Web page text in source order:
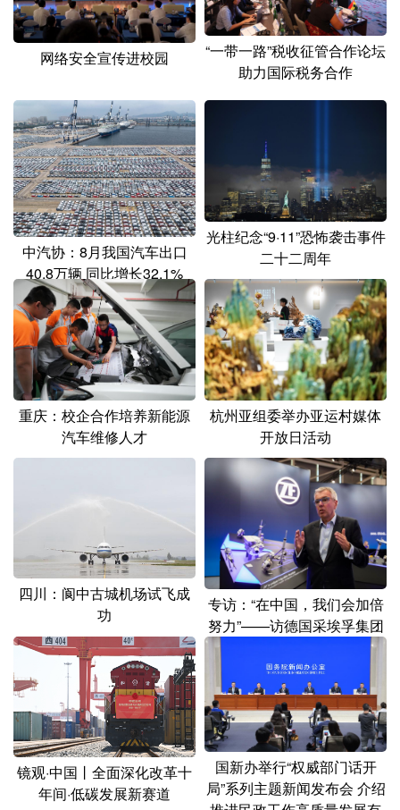
山东 河南 湖北 湖南
广东 广西 海南 重庆
陕西 甘肃
新疆 内蒙古 黑龙江
多语种频道
English Español
Русский язык 日本語 한국어
Deutsch Português
网络安全宣传进校园
“一带一路”税收征管合作论坛
助力国际税务合作
中汽协：8月我国汽车出口
40.8万辆 同比增长32.1%
光柱纪念“9·11”恐怖袭击事件
二十二周年
重庆：校企合作培养新能源
汽车维修人才
杭州亚组委举办亚运村媒体
开放日活动
四川：阆中古城机场试飞成
功
专访：“在中国，我们会加倍
努力”——访德国采埃孚集团
镜观·中国丨全面深化改革十
年间·低碳发展新赛道
国新办举行“权威部门话开
局”系列主题新闻发布会 介绍